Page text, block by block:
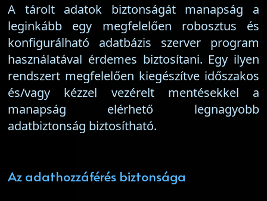
A tárolt adatok biztonságát manapság a
leginkább egy megfelelően robosztus és
konfigurálható adatbázis szerver program
használatával érdemes biztosítani. Egy ilyen
rendszert megfelelően kiegészítve időszakos
és/vagy kézzel vezérelt mentésekkel a
manapság elérhető legnagyobb
adatbiztonság biztosítható.
Az adathozzáférés biztonsága